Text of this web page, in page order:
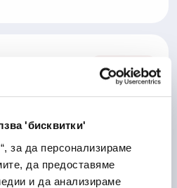
'бисквитки'
за да персонализираме
да предоставяме
и да анализираме
-
06/07/2026